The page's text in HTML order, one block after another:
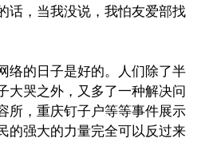
话，当我没说，我怕友爱部找
络的日子是好的。人们除了半
大哭之外，又多了一种解决问
所，重庆钉子户等等事件展示
的强大的力量完全可以反过来